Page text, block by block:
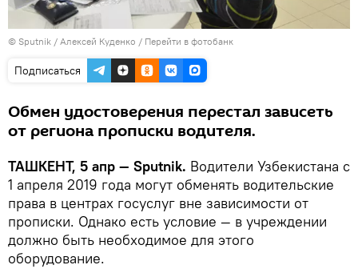
© Sputnik / Алексей Куденко / Перейти в фотобанк
Подписаться
Обмен удостоверения перестал зависеть
от региона прописки водителя.
ТАШКЕНТ, 5 апр — Sputnik. Водители Узбекистана с
1 апреля 2019 года могут обменять водительские
права в центрах госуслуг вне зависимости от
прописки. Однако есть условие — в учреждении
должно быть необходимое для этого
оборудование.